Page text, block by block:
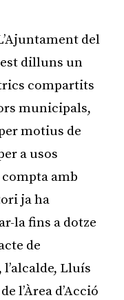
del
dilluns un
compartits
municipals,
motius de
a usos
amb
ja ha
la fins a dotze
de
Lluís
l’Àrea d’Acció